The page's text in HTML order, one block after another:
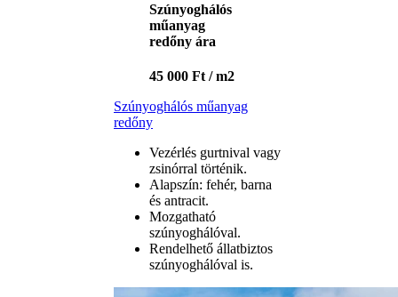
Szúnyoghálós
műanyag
redőny ára
45 000 Ft / m2
Szúnyoghálós műanyag
redőny
Vezérlés gurtnival vagy
zsinórral történik.
Alapszín: fehér, barna
és antracit.
Mozgatható
szúnyoghálóval.
Rendelhető állatbiztos
szúnyoghálóval is.